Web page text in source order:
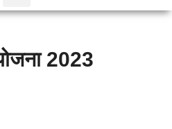
2023